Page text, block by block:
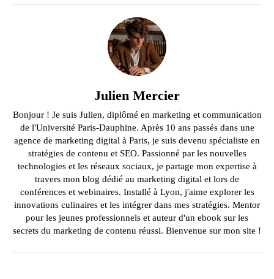
Julien Mercier
Bonjour ! Je suis Julien, diplômé en marketing et communication
de l'Université Paris-Dauphine. Après 10 ans passés dans une
agence de marketing digital à Paris, je suis devenu spécialiste en
stratégies de contenu et SEO. Passionné par les nouvelles
technologies et les réseaux sociaux, je partage mon expertise à
travers mon blog dédié au marketing digital et lors de
conférences et webinaires. Installé à Lyon, j'aime explorer les
innovations culinaires et les intégrer dans mes stratégies. Mentor
pour les jeunes professionnels et auteur d'un ebook sur les
secrets du marketing de contenu réussi. Bienvenue sur mon site !